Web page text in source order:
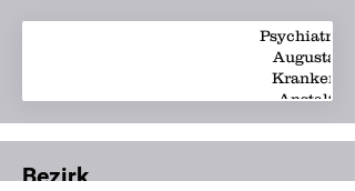
Psychiatrie -
Augusta-
Kranken-
Anstalt
Bezirk